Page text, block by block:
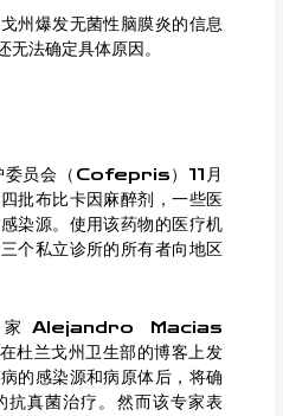
州爆发无菌性脑膜炎的信息
无法确定具体原因。
委员会（Cofepris）11月
批布比卡因麻醉剂，一些医
染源。使用该药物的医疗机
个私立诊所的所有者向地区
Alejandro Macias
兰戈州卫生部的博客上发
的感染源和病原体后，将确
抗真菌治疗。然而该专家表